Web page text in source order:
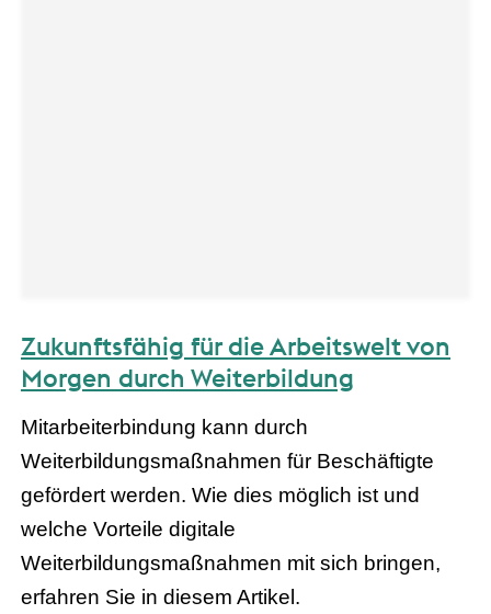
Zukunftsfähig für die Arbeitswelt von
Morgen durch Weiterbildung
Mitarbeiterbindung kann durch
Weiterbildungsmaßnahmen für Beschäftigte
gefördert werden. Wie dies möglich ist und
welche Vorteile digitale
Weiterbildungsmaßnahmen mit sich bringen,
erfahren Sie in diesem Artikel.